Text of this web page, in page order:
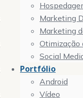
Marketing
Marketing
Otimização
Social
Portfólio
Android
Vídeo